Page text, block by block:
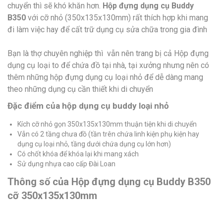
chuyển thì sẽ khó khăn hơn. Hộp đựng dụng cụ Buddy
B350 với cỡ nhỏ (350x135x130mm) rất thích hợp khi mang
đi làm việc hay để cất trữ dụng cụ sửa chữa trong gia đình
Bạn là thợ chuyên nghiệp thì vẫn nên trang bị cả Hộp đựng
dụng cụ loại to để chứa đồ tại nhà, tại xưởng nhưng nên có
thêm những hộp đựng dụng cụ loại nhỏ để dễ dàng mang
theo những dụng cụ cần thiết khi di chuyển
Đặc điểm của hộp dụng cụ buddy loại nhỏ
Kích cỡ nhỏ gọn 350x135x130mm thuận tiện khi di chuyển
Vẫn có 2 tầng chưa đồ (tần trên chứa linh kiện phụ kiện hay
dụng cụ loại nhỏ, tầng dưới chứa dụng cụ lớn hơn)
Có chốt khóa để khóa lại khi mang xách
Sử dụng nhựa cao cấp Đài Loan
Thông số của Hộp đựng dụng cụ Buddy B350
cỡ 350x135x130mm